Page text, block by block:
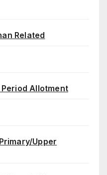
Related
Allotment
Upper